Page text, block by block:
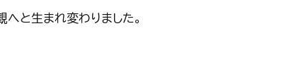
へと生まれ変わりました。